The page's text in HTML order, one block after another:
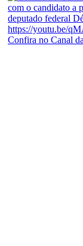
Confira no Canal